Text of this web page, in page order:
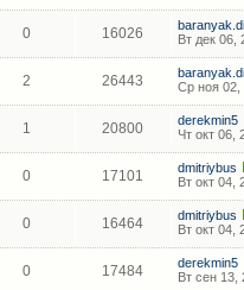
0 16026
Вт дек 06,
2 26443
Ср ноя 02,
1 20800
derekmin5
Чт окт 06,
0 17101
dmitriybus
Вт окт 04,
0 16464
dmitriybus
Вт окт 04,
0 17484
derekmin5
Вт сен 13,